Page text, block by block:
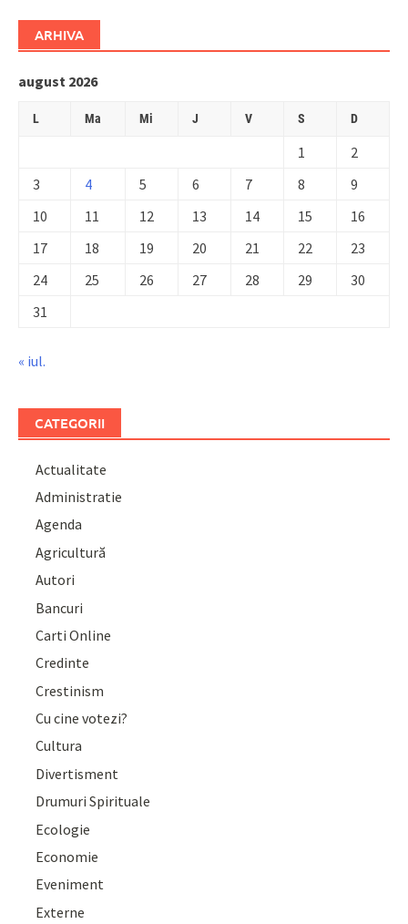
ARHIVA
august 2026
L Ma Mi J V S D
1
2
3
4 5 6 7 8
9
10
11 12 13 14 15
16
17
18 19 20 21 22
23
24
25 26 27 28 29
30
31
« iul.
CATEGORII
Actualitate
Administratie
Agenda
Agricultură
Autori
Bancuri
Carti Online
Credinte
Crestinism
Cu cine votezi?
Cultura
Divertisment
Drumuri Spirituale
Ecologie
Economie
Eveniment
Externe